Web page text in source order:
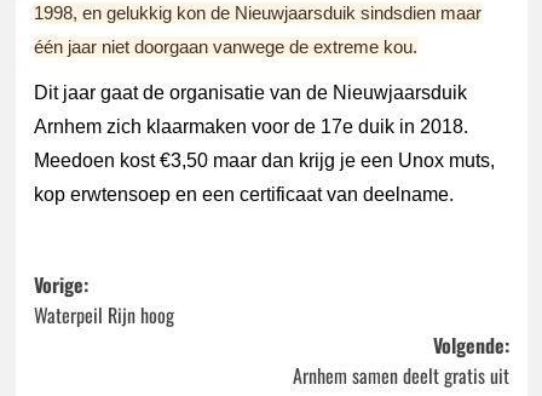
1998, en gelukkig kon de Nieuwjaarsduik sindsdien maar
één jaar niet doorgaan vanwege de extreme kou.
Dit jaar gaat de organisatie van de Nieuwjaarsduik
Arnhem zich klaarmaken voor de 17e duik in 2018.
Meedoen kost €3,50 maar dan krijg je een Unox muts,
kop erwtensoep en een certificaat van deelname.
Bericht
navigatie
Vorige:
Waterpeil Rijn hoog
Volgende:
Arnhem samen deelt gratis uit